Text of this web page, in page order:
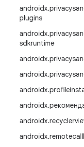
androidx.
plugins
androidx.
sdkruntime
androidx.
androidx.
androidx.
androidx.
androidx.
androidx.